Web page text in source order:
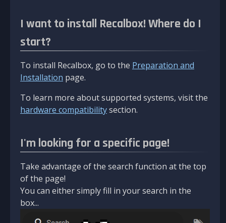
I want to install Recalbox! Where do I
start?
To install Recalbox, go to the Preparation and
Installation page.
To learn more about supported systems, visit the
hardware compatibilitysection.
I'm looking for a specific page!
Take advantage of the search function at the top
of the page!
You can either simply fill in your search in the
box...